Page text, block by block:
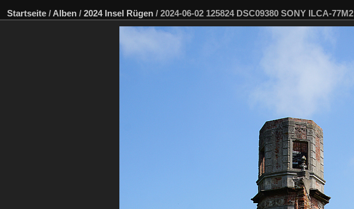
Startseite / Alben / 2024 Insel Rügen / 2024-06-02 125824 DSC09380 SONY ILCA-77M2